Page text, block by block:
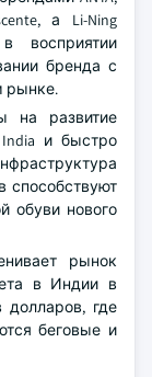
а Li-Ning
восприятии
бренда с
рынке.
на развитие
и быстро
способствуют
обуви нового
рынок
в Индии в
где
беговые и